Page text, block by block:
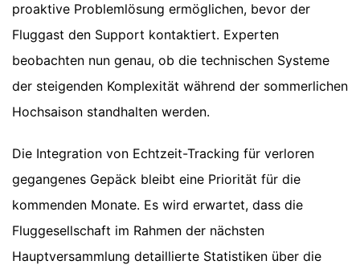
proaktive Problemlösung ermöglichen, bevor der
Fluggast den Support kontaktiert. Experten
beobachten nun genau, ob die technischen Systeme
der steigenden Komplexität während der sommerlichen
Hochsaison standhalten werden.
Die Integration von Echtzeit-Tracking für verloren
gegangenes Gepäck bleibt eine Priorität für die
kommenden Monate. Es wird erwartet, dass die
Fluggesellschaft im Rahmen der nächsten
Hauptversammlung detaillierte Statistiken über die